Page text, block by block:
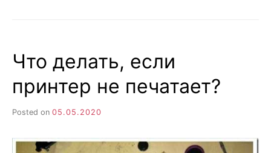
ИЛИ
ОБРАТИТЬСЯ
К
ПОДРЯДЧИКУ?
Что делать, если
принтер не печатает?
Posted on 05.05.2020